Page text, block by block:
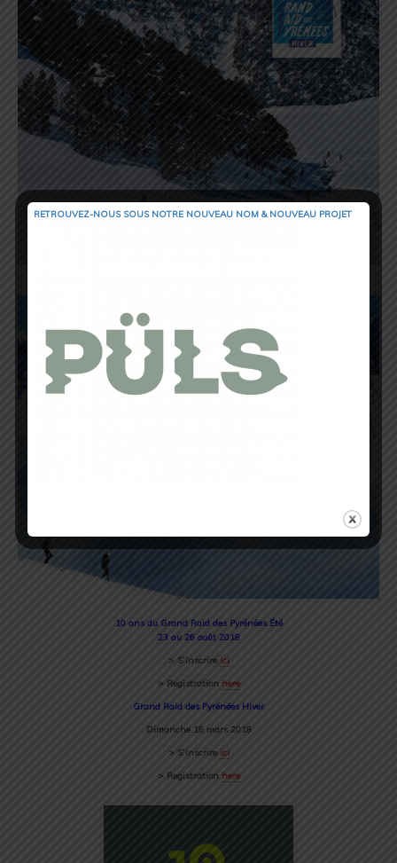
10 ans du Grand Raid des Pyrénées Été
23 au 26 août 2018
> S’inscrire ici
> Registration here
Grand Raid des Pyrénées Hiver
Dimanche 18 mars 2018
> S’inscrire ici
> Registration here
RETROUVEZ-NOUS SOUS NOTRE NOUVEAU NOM & NOUVEAU PROJET